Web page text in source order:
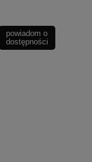
powiadom o
dostępności